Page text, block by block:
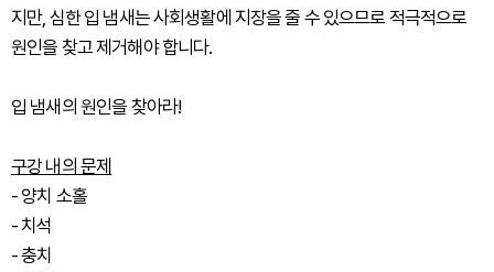
지만, 심한 입 냄새는 사회생활에 지장을 줄 수 있으므로 적극적으로
원인을 찾고 제거해야 합니다.
입 냄새의 원인을 찾아라!
구강 내의 문제
- 양치 소홀
- 치석
- 충치